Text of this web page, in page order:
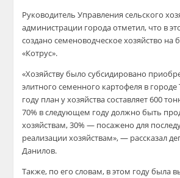
Руководитель Управления сельского
администрации города отметил, что в
создано семеноводческое хозяйство на
«Котрус».
«Хозяйству было субсидировано
элитного семенного картофеля в
году план у хозяйства составляет 600
70% в следующем году должно быть
хозяйствам, 30% — посажено для
реализации хозяйствам», — рассказал
Данилов.
Также, по его словам, в этом году была